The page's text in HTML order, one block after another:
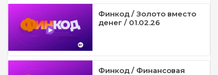
Финкод / Золото вместо
денег / 01.02.26
Финкод / Финансовая